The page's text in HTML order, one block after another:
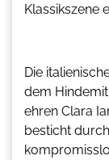
Klassikszene
Die
dem
ehren Clara
besticht